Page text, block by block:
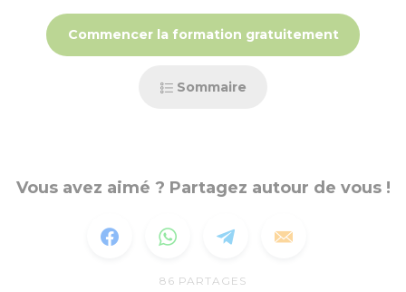
Commencer la formation gratuitement
Sommaire
Vous avez aimé ? Partagez autour de vous !
86 PARTAGES